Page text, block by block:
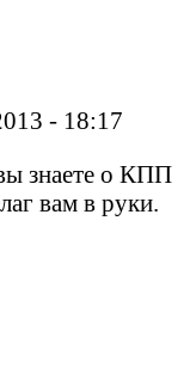
- 18:17
знаете о КПП
вам в руки.